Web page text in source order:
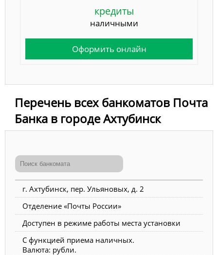
кредиты
наличными
Оформить онлайн
Перечень всех банкоматов Почта
Банка в городе Ахтубинск
г. Ахтубинск, пер. Ульяновых, д. 2
Отделение «Почты России»
Доступен в режиме работы места установки
С функцией приема наличных.
Валюта: рубли.